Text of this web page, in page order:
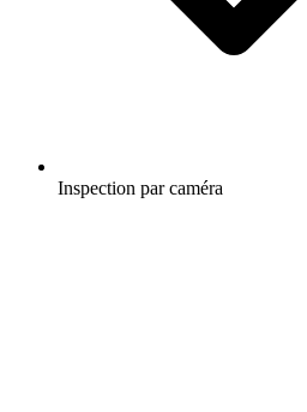
Inspection par caméra